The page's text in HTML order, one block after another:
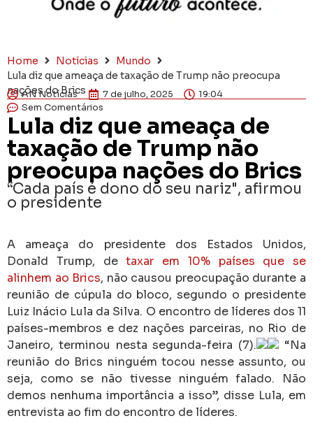
Home Notícias
Mundo
Lula diz que ameaça de taxação de Trump não preocupa
nações do Brics
AN Notícias 7 de julho, 2025
19:04
Sem Comentários
Lula diz que ameaça de
taxação de Trump não
preocupa nações do Brics
“Cada país é dono do seu nariz", afirmou
o presidente
A ameaça do presidente dos Estados Unidos,
Donald Trump, detaxar em 10% países que se
alinhem ao Brics, não causou preocupação durante a
reunião de cúpula do bloco, segundo o presidente
Luiz Inácio Lula da Silva. O encontro de líderes dos 11
países-membros e dez nações parceiras, no Rio de
Janeiro, terminou nesta segunda-feira (7).
“Na
reunião do Brics ninguém tocou nesse assunto, ou
seja, como se não tivesse ninguém falado. Não
demos nenhuma importância a isso”, disse Lula, em
entrevista ao fim do encontro de líderes.